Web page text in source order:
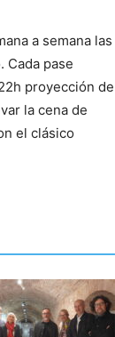
a semana las
Cada pase
proyección de
la cena de
el clásico